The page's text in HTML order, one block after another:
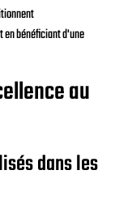
en bénéficiant d'une
au
dans les